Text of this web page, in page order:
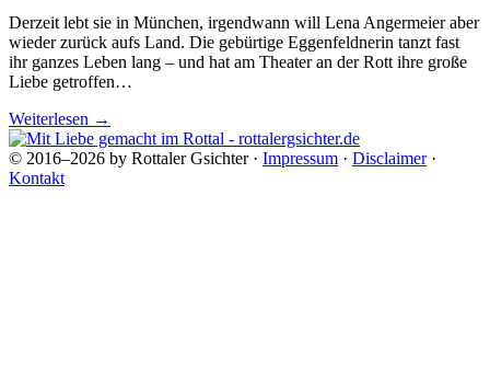
Derzeit lebt sie in München, irgendwann will Lena Angermeier aber
wieder zurück aufs Land. Die gebürtige Eggenfeldnerin tanzt fast
ihr ganzes Leben lang – und hat am Theater an der Rott ihre große
Liebe getroffen…
Weiterlesen →
© 2016–2026 by Rottaler Gsichter · Impressum · Disclaimer·
Kontakt